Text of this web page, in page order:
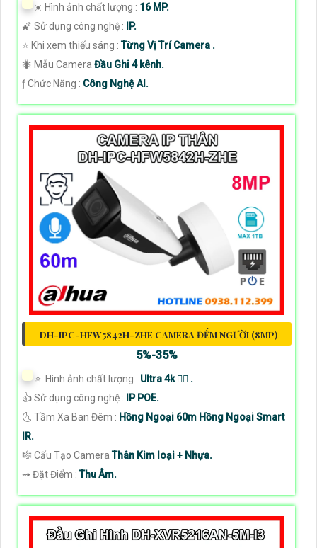
☀️ Hình ảnh chất lượng : 16 MP.
🌠 Sử dụng công nghệ :
IP.
⭐ Khi xem thiếu sáng :Từng Vị Trí Camera .
🐜 Mẫu Camera Đầu Ghi 4 kênh.
️ƒ Chức Năng : Công Nghệ AI.
DH-IPC-HFW5842H-ZHE CAMERA ĐẾM NGƯỜI (8MP)
5%-35%
🔅 Hình ảnh chất lượng : Ultra 4k 👍🏾 .
👍 Sử dụng công nghệ :
IP POE.
🌜 Tầm Xa Ban Đêm : Hồng Ngoại 60m Hồng Ngoại Smart
IR.
🎼️ Cấu Tạo CameraThân Kim loại + Nhựa.
️⇝ Đặt Điểm :Thu Âm.